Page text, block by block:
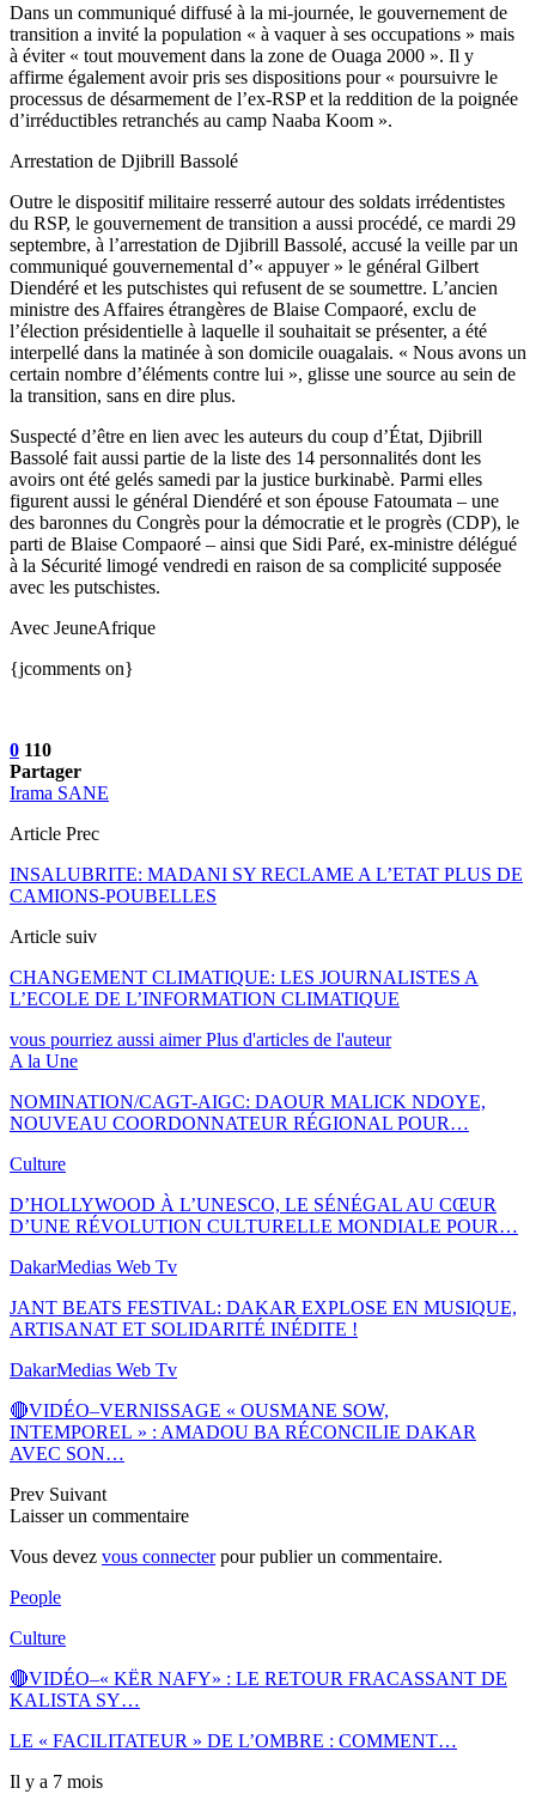
Dans un communiqué diffusé à la mi-journée, le gouvernement de
transition a invité la population « à vaquer à ses occupations » mais
à éviter « tout mouvement dans la zone de Ouaga 2000 ». Il y
affirme également avoir pris ses dispositions pour « poursuivre le
processus de désarmement de l’ex-RSP et la reddition de la poignée
d’irréductibles retranchés au camp Naaba Koom ».
Arrestation de Djibrill Bassolé
Outre le dispositif militaire resserré autour des soldats irrédentistes
du RSP, le gouvernement de transition a aussi procédé, ce mardi 29
septembre, à l’arrestation de Djibrill Bassolé, accusé la veille par un
communiqué gouvernemental d’« appuyer » le général Gilbert
Diendéré et les putschistes qui refusent de se soumettre. L’ancien
ministre des Affaires étrangères de Blaise Compaoré, exclu de
l’élection présidentielle à laquelle il souhaitait se présenter, a été
interpellé dans la matinée à son domicile ouagalais. « Nous avons un
certain nombre d’éléments contre lui », glisse une source au sein de
la transition, sans en dire plus.
Suspecté d’être en lien avec les auteurs du coup d’État, Djibrill
Bassolé fait aussi partie de la liste des 14 personnalités dont les
avoirs ont été gelés samedi par la justice burkinabè. Parmi elles
figurent aussi le général Diendéré et son épouse Fatoumata – une
des baronnes du Congrès pour la démocratie et le progrès (CDP), le
parti de Blaise Compaoré – ainsi que Sidi Paré, ex-ministre délégué
à la Sécurité limogé vendredi en raison de sa complicité supposée
avec les putschistes.
Avec JeuneAfrique
{jcomments on}
0 110
Partager
Irama SANE
Article Prec
INSALUBRITE: MADANI SY RECLAME A L’ETAT PLUS DE
CAMIONS-POUBELLES
Article suiv
CHANGEMENT CLIMATIQUE: LES JOURNALISTES A
L’ECOLE DE L’INFORMATION CLIMATIQUE
vous pourriez aussi aimer Plus d'articles de l'auteur
A la Une
NOMINATION/CAGT-AIGC: DAOUR MALICK NDOYE,
NOUVEAU COORDONNATEUR RÉGIONAL POUR…
Culture
D’HOLLYWOOD À L’UNESCO, LE SÉNÉGAL AU CŒUR
D’UNE RÉVOLUTION CULTURELLE MONDIALE POUR…
DakarMedias Web Tv
JANT BEATS FESTIVAL: DAKAR EXPLOSE EN MUSIQUE,
ARTISANAT ET SOLIDARITÉ INÉDITE !
DakarMedias Web Tv
🔴VIDÉO–VERNISSAGE « OUSMANE SOW,
INTEMPOREL » : AMADOU BA RÉCONCILIE DAKAR
AVEC SON…
Prev Suivant
Laisser un commentaire
Vous devez vous connecterpour publier un commentaire.
People
Culture
🔴VIDÉO–« KËR NAFY» : LE RETOUR FRACASSANT DE
KALISTA SY…
LE « FACILITATEUR » DE L’OMBRE : COMMENT…
Il y a 7 mois